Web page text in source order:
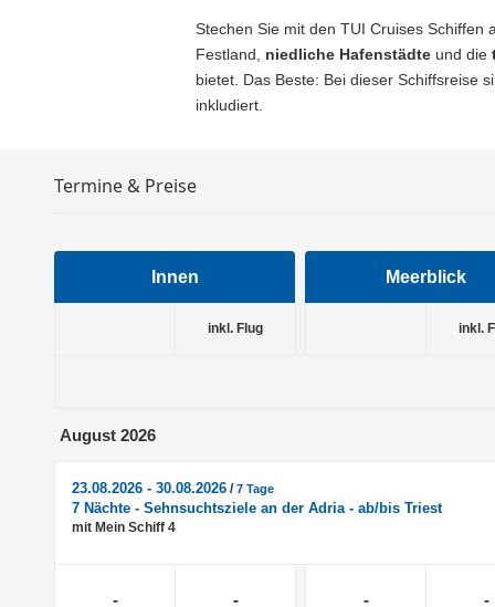
Stechen Sie mit den TUI Cruises Schiffen
Festland, niedliche Hafenstädte und die
bietet. Das Beste: Bei dieser Schiffsreise
inkludiert.
Termine & Preise
Innen Meerblick
inkl. Flug inkl.
August 2026
23.08.2026 - 30.08.2026 /7 Tage
7 Nächte - Sehnsuchtsziele an der Adria - ab/bis Triest
mit Mein Schiff 4
- - - -